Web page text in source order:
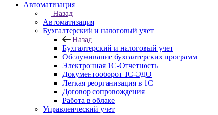
Автоматизация
Назад
Автоматизация
Бухгалтерский и налоговый учет
Назад
Бухгалтерский и налоговый учет
Обслуживание бухгалтерских программ
Электронная 1С-Отчетность
Документооборот 1С-ЭДО
Легкая реорганизация в 1С
Договор сопровождения
Работа в облаке
Управленческий учет